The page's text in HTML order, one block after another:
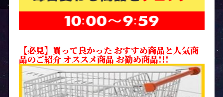
【必見】買って良かった おすすめ商品と人気商
品のご紹介 オススメ商品 お勧め商品!!!